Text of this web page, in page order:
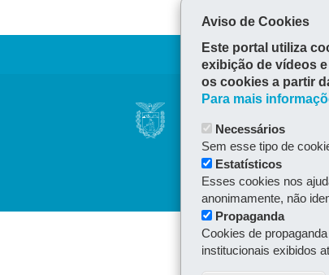
itt
er
Navegação
principal
Rua Piquiri 170
80230-140
Aviso de Cookies
Este portal utiliza
exibição de vídeos
os cookies a partir
Para mais
Necessários
Sem esse tipo de
Estatísticos
Esses cookies nos
anonimamente, não
Propaganda
Cookies de
institucionais exibidos